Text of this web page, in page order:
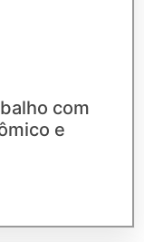
com
e